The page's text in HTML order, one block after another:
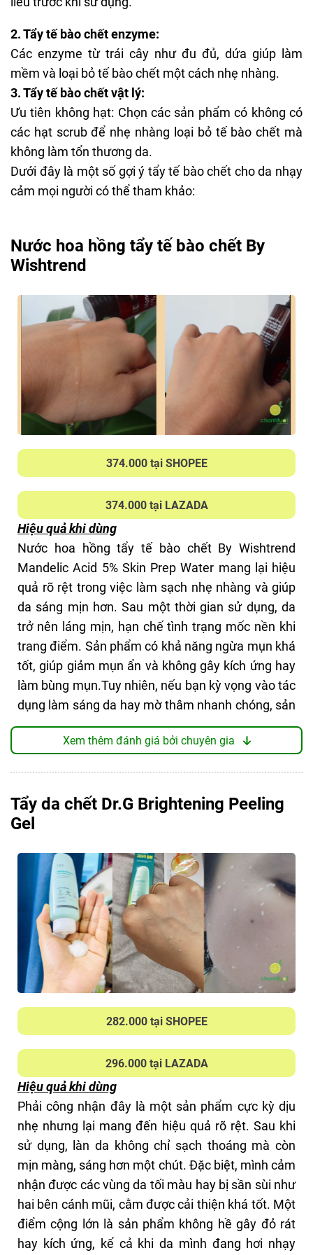
2. Tẩy tế bào chết enzyme:
Các enzyme từ trái cây như đu đủ, dứa giúp làm
mềm và loại bỏ tế bào chết một cách nhẹ nhàng.
3. Tẩy tế bào chết vật lý:
Ưu tiên không hạt: Chọn các sản phẩm có không có
các hạt scrub để nhẹ nhàng loại bỏ tế bào chết mà
không làm tổn thương da.
Dưới đây là một số gợi ý tẩy tế bào chết cho da nhạy
cảm mọi người có thể tham khảo:
Nước hoa hồng tẩy tế bào chết By
Wishtrend
374.000 tại SHOPEE
374.000 tại LAZADA
Hiệu quả khi dùng
Nước hoa hồng tẩy tế bào chết By Wishtrend
Mandelic Acid 5% Skin Prep Water mang lại hiệu
quả rõ rệt trong việc làm sạch nhẹ nhàng và giúp
da sáng mịn hơn. Sau một thời gian sử dụng, da
trở nên láng mịn, hạn chế tình trạng mốc nền khi
trang điểm. Sản phẩm có khả năng ngừa mụn khá
tốt, giúp giảm mụn ẩn và không gây kích ứng hay
làm bùng mụn.Tuy nhiên, nếu bạn kỳ vọng vào tác
dụng làm sáng da hay mờ thâm nhanh chóng, sản
phẩm này có thể không đáp ứng mong đợi.
Thành phần nổi bật
làn da nhạy cảm:
tế bào chết nhẹ nhàng, làm sáng da và ngừa mụn.
Với kích thước phân tử lớn, Mandelic Acid ít gây
kích ứng hơn các AHA khác.
Panthenol (Vitamin B5): Cung cấp độ ẩm, làm
dịu và phục hồi da, giúp da tái tạo nhanh chóng.
Chiết xuất rau má: Có tác dụng kháng viêm,
làm dịu và chống oxy hóa, bảo vệ da khỏi những
tác động xấu từ môi trường.
Beta-Glucan: Giúp củng cố hàng rào bảo vệ da,
giảm mất nước và làm dịu kích ứng.
=> Bảng thành phần sạch, không chứa silicone,
paraben, cồn và cả hương liệu, là một điểm cộng
lớn cho những bạn có da nhạy cảm.
Kết cấu, cảm nhận trên da
Nước hoa hồng có kết cấu lỏng, trong suốt, dễ
dàng thấm vào da mà không gây cảm giác nhờn
rít. Sản phẩm khá nhẹ và mát khi thoa lên da. Tuy
nhiên, khi mới sử dụng, cảm giác châm chích nhẹ
có thể xuất hiện, nhưng sau một thời gian da sẽ
quen và cảm giác này biến mất. Sau khi sử dụng,
Xem thêm đánh giá bởi chuyên gia
Tẩy da chết Dr.G Brightening Peeling
Gel
282.000 tại SHOPEE
296.000 tại LAZADA
Hiệu quả khi dùng
Phải công nhận đây là một sản phẩm cực kỳ dịu
nhẹ nhưng lại mang đến hiệu quả rõ rệt. Sau khi
sử dụng, làn da không chỉ sạch thoáng mà còn
mịn màng, sáng hơn một chút. Đặc biệt, mình cảm
nhận được các vùng da tối màu hay bị sần sùi như
hai bên cánh mũi, cằm được cải thiện khá tốt. Một
điểm cộng lớn là sản phẩm không hề gây đỏ rát
hay kích ứng, kể cả khi da mình đang hơi nhạy